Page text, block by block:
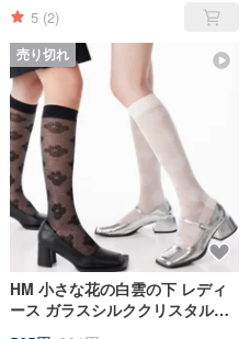
5 (2)
売り切れ
HM 小さな花の白雲の下 レディ
ース ガラスシルククリスタルソ